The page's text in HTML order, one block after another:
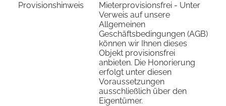
Provisionshinweis
Mieterprovisionsfrei - Unter
Verweis auf unsere
Allgemeinen
Geschäftsbedingungen (AGB)
können wir Ihnen dieses
Objekt provisionsfrei
anbieten. Die Honorierung
erfolgt unter diesen
Voraussetzungen
ausschließlich über den
Eigentümer.